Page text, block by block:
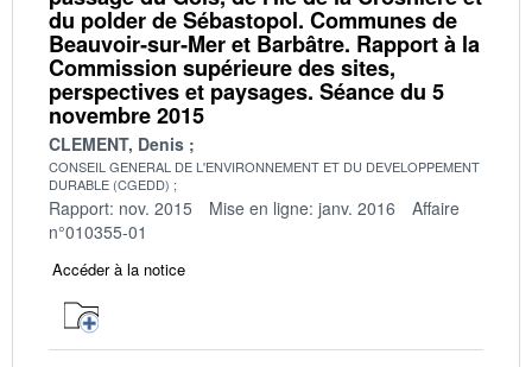
du polder de Sébastopol. Communes de
Beauvoir‐sur‐Mer et Barbâtre. Rapport à la
Commission supérieure des sites,
perspectives et paysages. Séance du 5
novembre 2015
CLEMENT, Denis
CONSEIL GENERAL DE L'ENVIRONNEMENT ET DU DEVELOPPEMENT
DURABLE (CGEDD)
Rapport: nov. 2015 Mise en ligne: janv. 2016
Affaire
n°010355-01
Accéder à la notice